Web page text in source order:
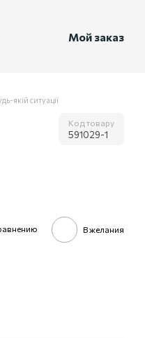
Мой заказ
якій ситуації
Код товару
591029-1
В желания